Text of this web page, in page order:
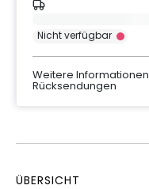
Nicht verfügbar
Weitere
Rücksendungen
ÜBERSICHT